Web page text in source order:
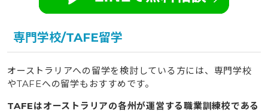
専門学校/TAFE留学
オーストラリアへの留学を検討している方には、専門学校
やTAFEへの留学もおすすめです。
TAFEはオーストラリアの各州が運営する職業訓練校である